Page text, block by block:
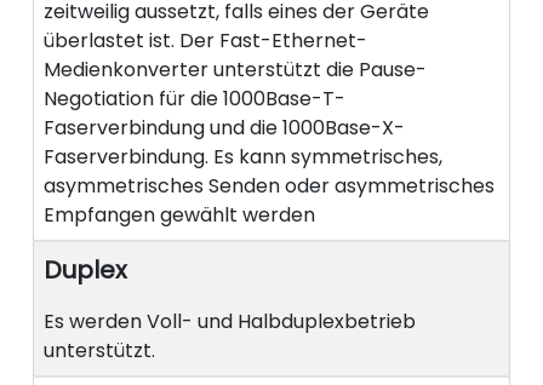
zeitweilig aussetzt, falls eines der Geräte
überlastet ist. Der Fast-Ethernet-
Medienkonverter unterstützt die Pause-
Negotiation für die 1000Base-T-
Faserverbindung und die 1000Base-X-
Faserverbindung. Es kann symmetrisches,
asymmetrisches Senden oder asymmetrisches
Empfangen gewählt werden
Duplex
Es werden Voll- und Halbduplexbetrieb
unterstützt.